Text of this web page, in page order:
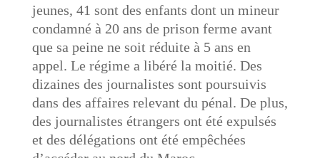
jeunes, 41 sont des enfants dont un mineur
condamné à 20 ans de prison ferme avant
que sa peine ne soit réduite à 5 ans en
appel. Le régime a libéré la moitié. Des
dizaines des journalistes sont poursuivis
dans des affaires relevant du pénal. De plus,
des journalistes étrangers ont été expulsés
et des délégations ont été empêchées